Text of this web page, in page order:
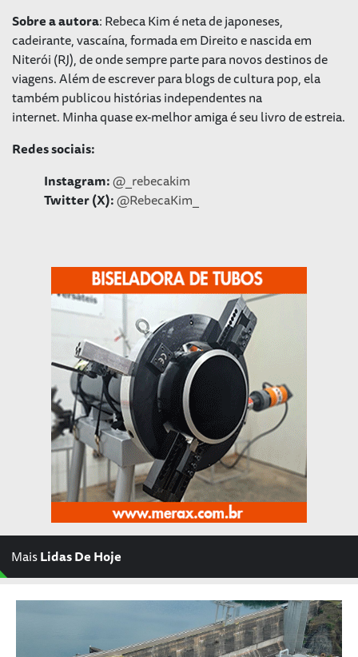
Sobre a autora: Rebeca Kim é neta de japoneses,
cadeirante, vascaína, formada em Direito e nascida em
Niterói (RJ), de onde sempre parte para novos destinos de
viagens. Além de escrever para blogs de cultura pop, ela
também publicou histórias independentes na
internet.Minha quase ex-melhor amigaé seu livro de estreia.
Redes sociais:
Instagram:@_rebecakim
Twitter (X):@RebecaKim_
MaisLidas De Hoje